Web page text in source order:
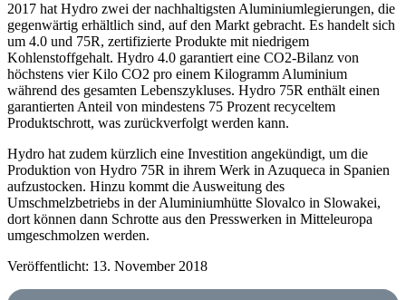
2017 hat Hydro zwei der nachhaltigsten Aluminiumlegierungen, die
gegenwärtig erhältlich sind, auf den Markt gebracht. Es handelt sich
um 4.0 und 75R, zertifizierte Produkte mit niedrigem
Kohlenstoffgehalt. Hydro 4.0 garantiert eine CO2-Bilanz von
höchstens vier Kilo CO2 pro einem Kilogramm Aluminium
während des gesamten Lebenszykluses. Hydro 75R enthält einen
garantierten Anteil von mindestens 75 Prozent recyceltem
Produktschrott, was zurückverfolgt werden kann.
Hydro hat zudem kürzlich eine Investition angekündigt, um die
Produktion von Hydro 75R in ihrem Werk in Azuqueca in Spanien
aufzustocken. Hinzu kommt die Ausweitung des
Umschmelzbetriebs in der Aluminiumhütte Slovalco in Slowakei,
dort können dann Schrotte aus den Presswerken in Mitteleuropa
umgeschmolzen werden.
Veröffentlicht: 13. November 2018